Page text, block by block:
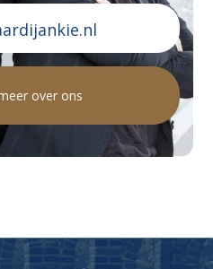
over ons